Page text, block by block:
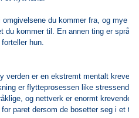
du kommer fra, og mye
du kommer til. En annen ting er
hun.
verden er en ekstremt mentalt
er flytteprosessen like stressende
og nettverk er enormt krevende
paret dersom de bosetter seg i et